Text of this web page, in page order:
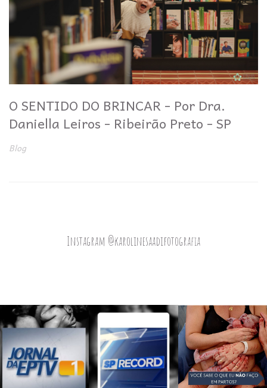
O SENTIDO DO BRINCAR - Por Dra.
Daniella Leiros - Ribeirão Preto - SP
Blog
Instagram @karolinesaadifotografia